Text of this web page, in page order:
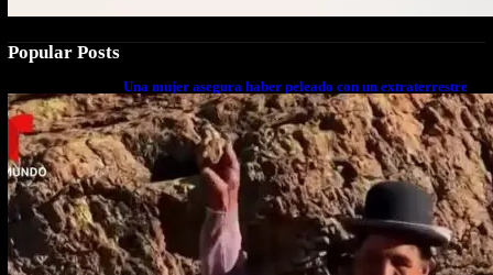
Popular Posts
Una mujer asegura haber peleado con un extraterrestre
cuerpo a cuerpo